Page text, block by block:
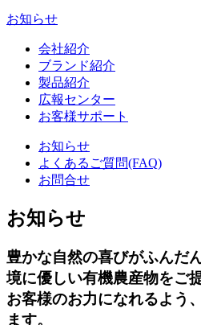
お知らせ
会社紹介
ブランド紹介
製品紹介
広報センター
お客様サポート
お知らせ
よくあるご質問(FAQ)
お問合せ
お知らせ
豊かな自然の喜びがふんだ
境に優しい有機農産物をご
お客様のお力になれるよう
ます。